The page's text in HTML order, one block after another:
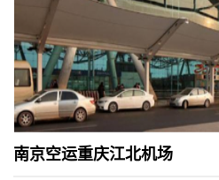
南京空运重庆江北机场